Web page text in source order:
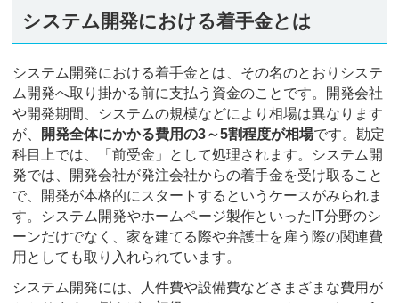
システム開発における着手金とは
システム開発における着手金とは、その名のとおりシステ
ム開発へ取り掛かる前に支払う資金のことです。開発会社
や開発期間、システムの規模などにより相場は異なります
が、
開発全体にかかる費用の3～5割程度が相場です。勘定
科目上では、「前受金」として処理されます。システム開
発では、開発会社が発注会社からの着手金を受け取ること
で、開発が本格的にスタートするというケースがみられま
す。システム開発やホームページ製作といったIT分野のシ
ーンだけでなく、家を建てる際や弁護士を雇う際の関連費
用としても取り入れられています。
システム開発には、人件費や設備費などさまざまな費用が